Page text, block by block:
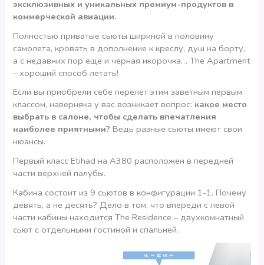
эксклюзивных и уникальных премиум-продуктов в
коммерческой авиации.
Полностью приватые сьюты шириной в половину
самолета, кровать в дополнение к креслу, душ на борту,
а с недавних пор еще и черная икорочка… The Apartment
– хороший способ летать!
Если вы приобрели себе перелет этим заветным первым
классом, наверняка у вас возникает вопрос: какое место
выбрать в салоне, чтобы сделать впечатления
наиболее приятными? Ведь разные сьюты имеют свои
нюансы.
Первый класс Etihad на А380 расположен в передней
части верхней палубы.
Кабина состоит из 9 сьютов в конфигурации 1-1. Почему
девять, а не десять? Дело в том, что впереди с левой
части кабины находится The Residence – двухкомнатный
сьют с отдельными гостиной и спальней.